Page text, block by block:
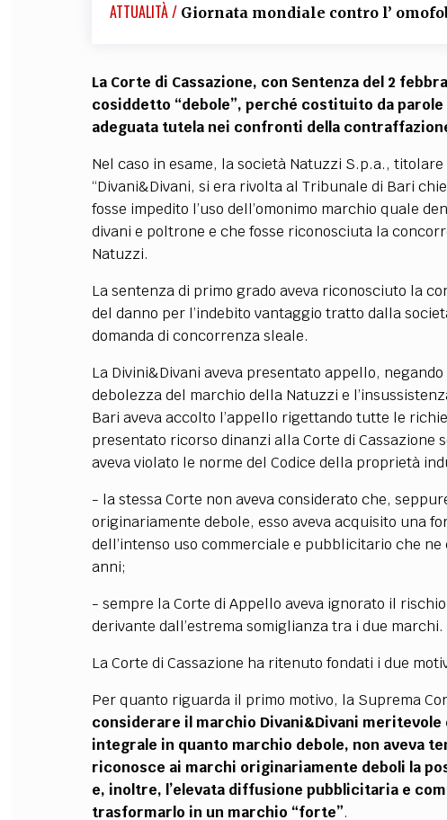
ATTUALITÀ / Giornata mondiale contro l’
La Corte di Cassazione, con Sentenza del 2
cosiddetto “debole”, perché costituito da
adeguata tutela nei confronti della
Nel caso in esame, la società Natuzzi S.p.a.,
“Divani&Divani, si era rivolta al Tribunale di Bari
fosse impedito l’uso dell’omonimo marchio quale
divani e poltrone e che fosse riconosciuta la
Natuzzi.
La sentenza di primo grado aveva riconosciuto la
del danno per l’indebito vantaggio tratto dalla
domanda di concorrenza sleale.
La Divini&Divani aveva presentato appello,
debolezza del marchio della Natuzzi e
Bari aveva accolto l’appello rigettando tutte le
presentato ricorso dinanzi alla Corte di Cassazione
aveva violato le norme del Codice della proprietà
- la stessa Corte non aveva considerato che,
originariamente debole, esso aveva acquisito una
dell’intenso uso commerciale e pubblicitario che
anni;
- sempre la Corte di Appello aveva ignorato il
derivante dall’estrema somiglianza tra i due marchi.
La Corte di Cassazione ha ritenuto fondati i due
Per quanto riguarda il primo motivo, la Suprema
considerare il marchio Divani&Divani
integrale in quanto marchio debole, non aveva
riconosce ai marchi originariamente deboli la
e, inoltre, l’elevata diffusione pubblicitaria e
trasformarlo in un marchio “forte”.